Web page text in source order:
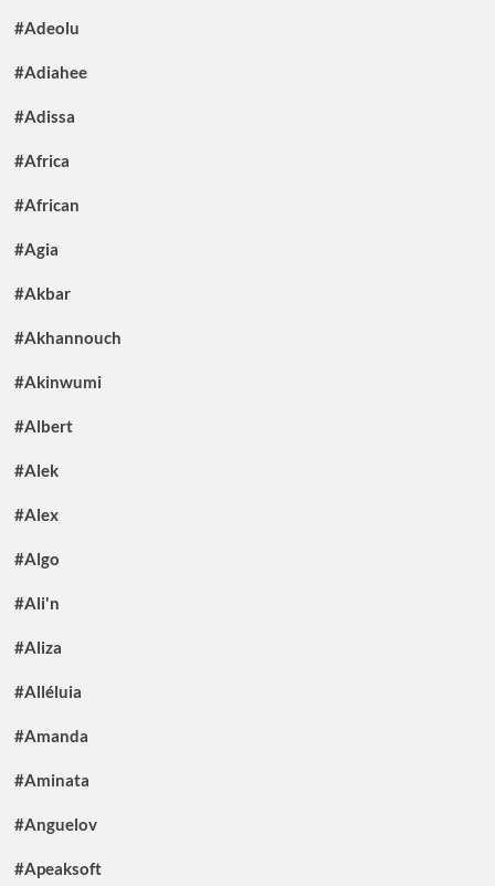
#Adeolu
#Adiahee
#Adissa
#Africa
#African
#Agia
#Akbar
#Akhannouch
#Akinwumi
#Albert
#Alek
#Alex
#Algo
#Ali'n
#Aliza
#Alléluia
#Amanda
#Aminata
#Anguelov
#Apeaksoft